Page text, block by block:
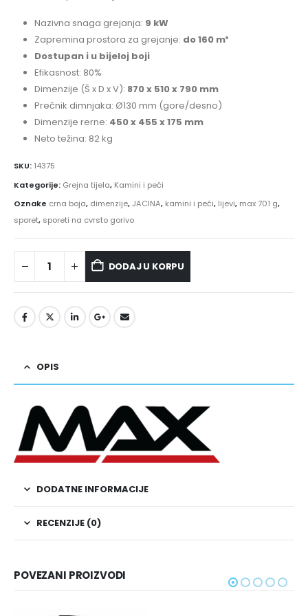
Nazivna snaga grejanja: 9 kW
Zapremina prostora za grejanje: do 160 m³
Dostupan i u bijeloj boji
Efikasnost: 80%
Dimenzije (Š x D x V): 870 x 510 x 790 mm
Prečnik dimnjaka: Ø130 mm (gore/desno)
Dimenzije rerne: 450 x 455 x 175 mm
Neto težina: 82 kg
SKU: 14375
Kategorije: Grejna tijela, Kamini i peći
Oznake crna boja, dimenzije,JACINA, kamini i peći, lijevi, max 701 g,
sporet, sporeti na cvrsto gorivo
DODAJ U KORPU
OPIS
DODATNE INFORMACIJE
RECENZIJE (0)
POVEZANI PROIZVODI